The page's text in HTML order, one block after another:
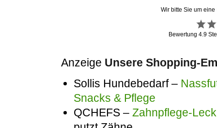
Wir bitte Sie um
Bewertung 4.9
Anzeige Unsere Shopping-
Sollis Hundebedarf –
Snacks & Pflege
QCHEFS – Zahnpflege-